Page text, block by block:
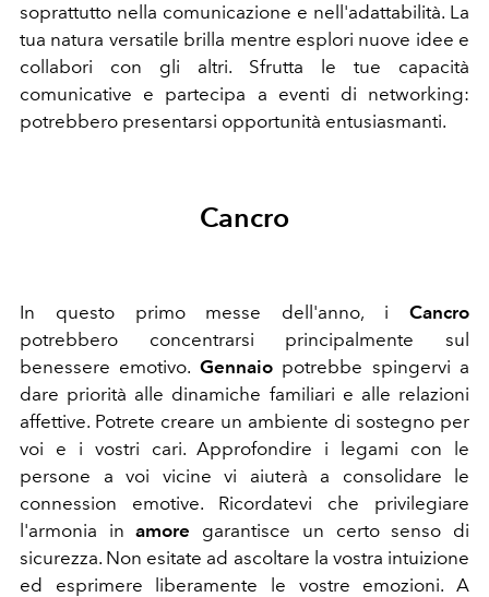
soprattutto nella comunicazione e nell'adattabilità. La
tua natura versatile brilla mentre esplori nuove idee e
collabori con gli altri. Sfrutta le tue capacità
comunicative e partecipa a eventi di networking:
potrebbero presentarsi opportunità entusiasmanti.
Cancro
In questo primo messe dell'anno, i Cancro
potrebbero concentrarsi principalmente sul
benessere emotivo. Gennaiopotrebbe spingervi a
dare priorità alle dinamiche familiari e alle relazioni
affettive. Potrete creare un ambiente di sostegno per
voi e i vostri cari. Approfondire i legami con le
persone a voi vicine vi aiuterà a consolidare le
connession emotive. Ricordatevi che privilegiare
l'armonia inamore garantisce un certo senso di
sicurezza. Non esitate ad ascoltare la vostra intuizione
ed esprimere liberamente le vostre emozioni. A